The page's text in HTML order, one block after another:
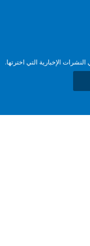
الإخبارية التي اخترتها.